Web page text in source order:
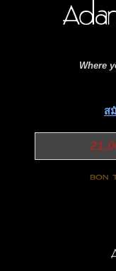
Where
ส